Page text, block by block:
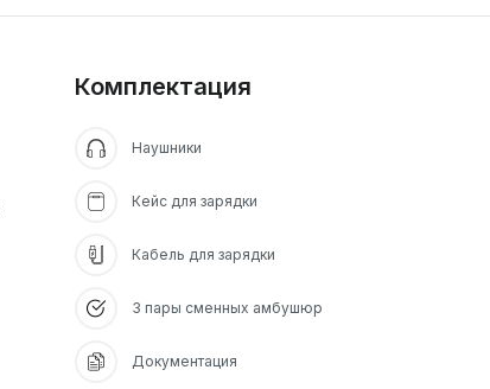
Комплектация
Наушники
Кейс для зарядки
Кабель для зарядки
3 пары сменных амбушюр
Документация